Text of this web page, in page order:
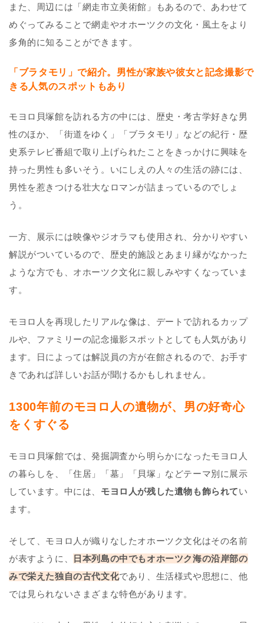
また、周辺には「網走市立美術館」もあるので、あわせて
めぐってみることで網走やオホーツクの文化・風土をより
多角的に知ることができます。
「ブラタモリ」で紹介。男性が家族や彼女と記念撮影で
きる人気のスポットもあり
モヨロ貝塚館を訪れる方の中には、歴史・考古学好きな男
性のほか、「街道をゆく」「ブラタモリ」などの紀行・歴
史系テレビ番組で取り上げられたことをきっかけに興味を
持った男性も多いそう。いにしえの人々の生活の跡には、
男性を惹きつける壮大なロマンが詰まっているのでしょ
う。
一方、展示には映像やジオラマも使用され、分かりやすい
解説がついているので、歴史的施設とあまり縁がなかった
ような方でも、オホーツク文化に親しみやすくなっていま
す。
モヨロ人を再現したリアルな像は、デートで訪れるカップ
ルや、ファミリーの記念撮影スポットとしても人気があり
ます。日によっては解説員の方が在館されるので、お手す
きであれば詳しいお話が聞けるかもしれません。
1300年前のモヨロ人の遺物が、男の好奇心
をくすぐる
モヨロ貝塚館では、発掘調査から明らかになったモヨロ人
の暮らしを、「住居」「墓」「貝塚」などテーマ別に展示
しています。中には、 モヨロ人が残した遺物も飾られてい
ます。
そして、モヨロ人が織りなしたオホーツク文化はその名前
が表すように、
日本列島の中でもオホーツク海の沿岸部の
みで栄えた独自の古代文化であり、生活様式や思想に、他
では見られないさまざまな特色があります。